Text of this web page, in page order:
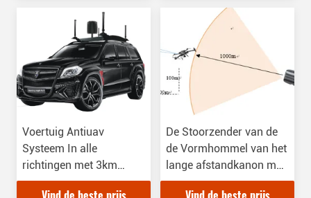
Voertuig Antiuav
Systeem In alle
richtingen met 3km
Opsporingsafstand
De Stoorzender van de
de Vormhommel van het
lange afstandkanon met
1km Blokkerende Waaier